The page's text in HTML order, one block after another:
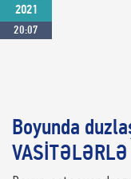
2021
20:07
Boyunda